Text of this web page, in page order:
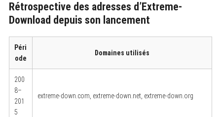
Rétrospective des adresses d’Extreme-
Download depuis son lancement
Péri
ode
Domaines utilisés
200
8–
201
5
extreme-down.com, extreme-down.net, extreme-down.org